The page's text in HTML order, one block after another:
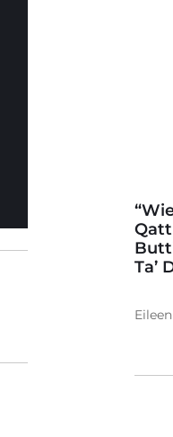
Qatt
Ta’